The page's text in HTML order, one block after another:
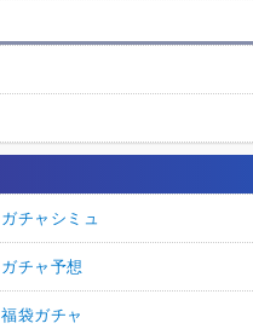
ガチャシミュ
ガチャ予想
福袋ガチャ